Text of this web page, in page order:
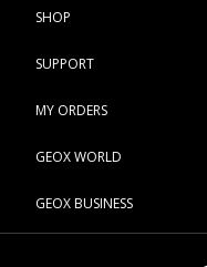
SHOP
SUPPORT
MY ORDERS
GEOX WORLD
GEOX BUSINESS